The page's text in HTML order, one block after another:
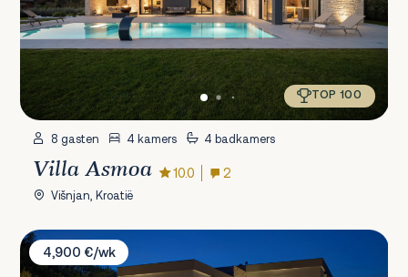
TOP 100
8 gasten 4 kamers 4 badkamers
Villa Asmoa 10.0 2
Višnjan, Kroatië
Villa Miryam
4,900 €/wk